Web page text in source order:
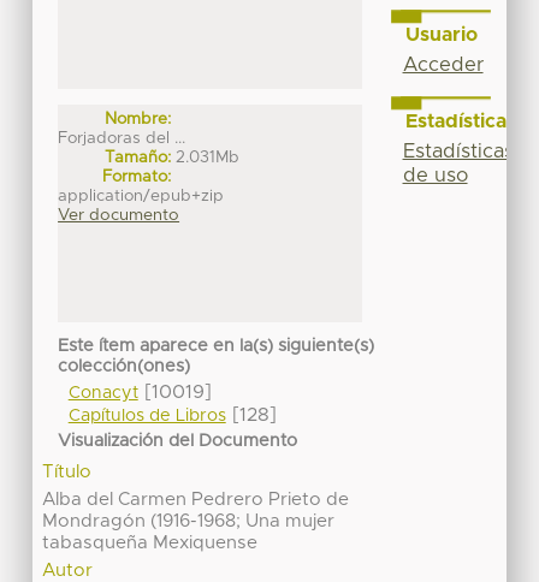
Nombre:
Forjadoras del ...
Tamaño: 2.031Mb
Formato:
application/epub+zip
Ver documento
Este ítem aparece en la(s) siguiente(s)
colección(ones)
Conacyt[10019]
Capítulos de Libros[128]
Visualización del Documento
Título
Alba del Carmen Pedrero Prieto de
Mondragón (1916-1968; Una mujer
tabasqueña Mexiquense
Autor
Usuario
Acceder
Estadísticas
Estadísticas
de uso